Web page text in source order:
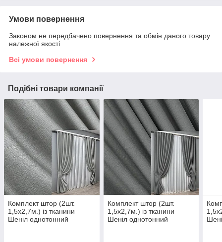
Умови повернення
Законом не передбачено повернення та обмін даного товару
належної якості
Всі умови повернення
Подібні товари компанії
Комплект штор (2шт.
1,5х2,7м.) із тканини
Шеніл однотонний
Комплект штор (2шт.
1,5х2,7м.) із тканини
Шеніл однотонний